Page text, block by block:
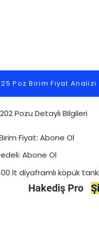
Poz Birim Fiyat Analizi
Pozu Detaylı Bilgileri
Fiyat: Abone Ol
Abone Ol
lt diyaframlı köpük tankı
Hakediş Pro